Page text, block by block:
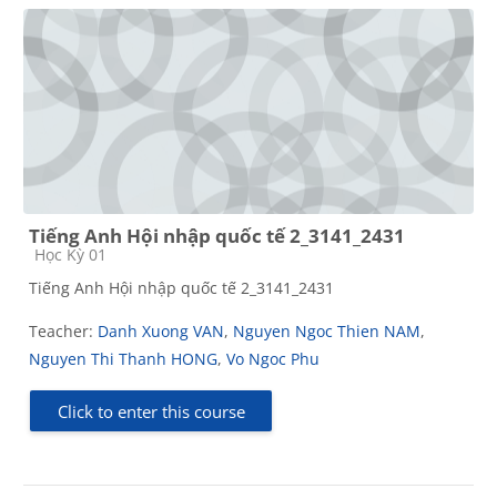
Tiếng Anh Hội nhập quốc tế 2_3141_2431
Course category
Học Kỳ 01
Tiếng Anh Hội nhập quốc tế 2_3141_2431
Teacher: Danh Xuong VAN, Nguyen Ngoc Thien NAM,
Nguyen Thi Thanh HONG, Vo Ngoc Phu
Click to enter this course